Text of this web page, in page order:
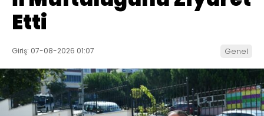
Etti
Giriş: 07-08-2026 01:07 Genel